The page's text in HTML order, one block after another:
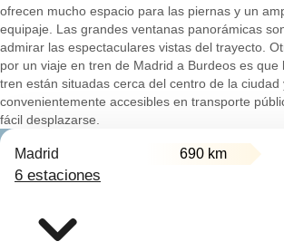
ofrecen mucho espacio para las piernas y un
equipaje. Las grandes ventanas panorámicas
admirar las espectaculares vistas del trayecto.
por un viaje en tren de Madrid a Burdeos es que
tren están situadas cerca del centro de la ciudad
convenientemente accesibles en transporte
fácil desplazarse.
Madrid 690 km
6 estaciones